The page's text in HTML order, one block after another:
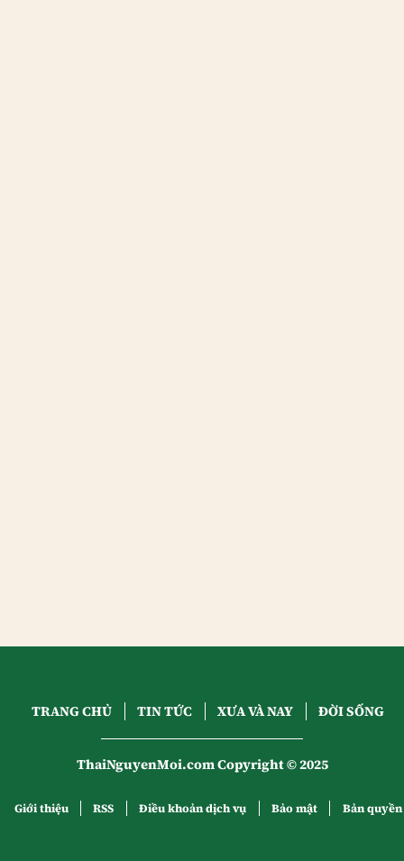
TRANG CHỦ TIN TỨC XƯA VÀ NAY ĐỜI SỐNG
ThaiNguyenMoi.com Copyright © 2025
Giới thiệu RSS Điều khoản dịch vụ Bảo mật Bản quyền